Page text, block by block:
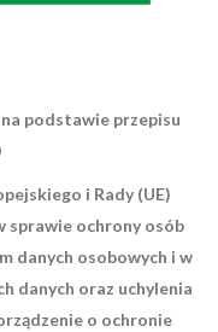
podstawie przepisu
i Rady (UE)
sprawie ochrony osób
danych osobowych i w
danych oraz uchylenia
o ochronie